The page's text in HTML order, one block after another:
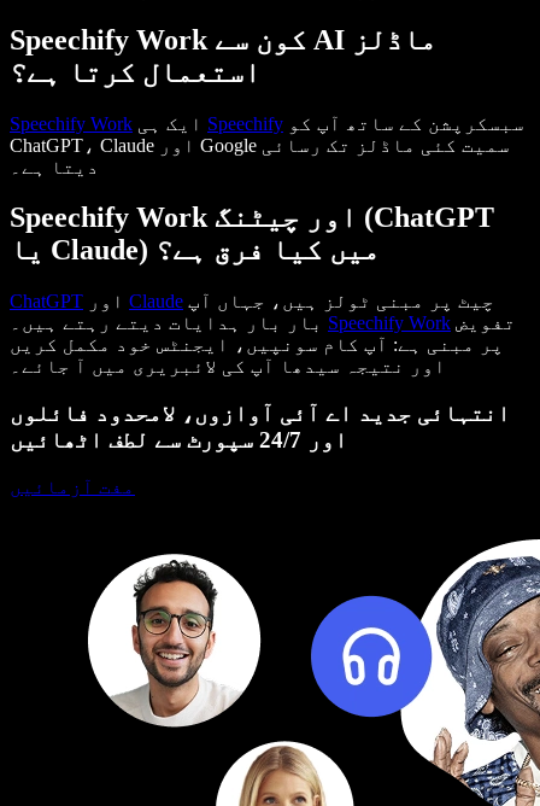
Speechify Work کون سے AI ماڈلز
استعمال کرتا ہے؟
Speechify Work Speechify
ChatGPT، Claude اور Google سمیت کئی ماڈلز تک رسائی
دیتا ہے۔
Speechify Work اور چیٹنگ (ChatGPT
یا Claude) میں کیا فرق ہے؟
ChatGPT Claude
Speechify Work
پر مبنی ہے: آپ کام سونپیں، ایجنٹس خود مکمل کریں
اور نتیجہ سیدھا آپ کی لائبریری میں آ جائے۔
انتہائی جدید اے آئی آوازوں، لامحدود فائلوں
اور 24/7 سپورٹ سے لطف اٹھائیں
مفت آزمائیں